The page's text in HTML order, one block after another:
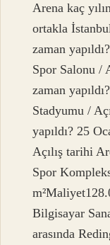
Arena kaç
ortakla
zaman
Spor Salonu /
zaman
Stadyumu /
yapıldı? 25
Açılış tarihi
Spor
Bilgisayar
arasında